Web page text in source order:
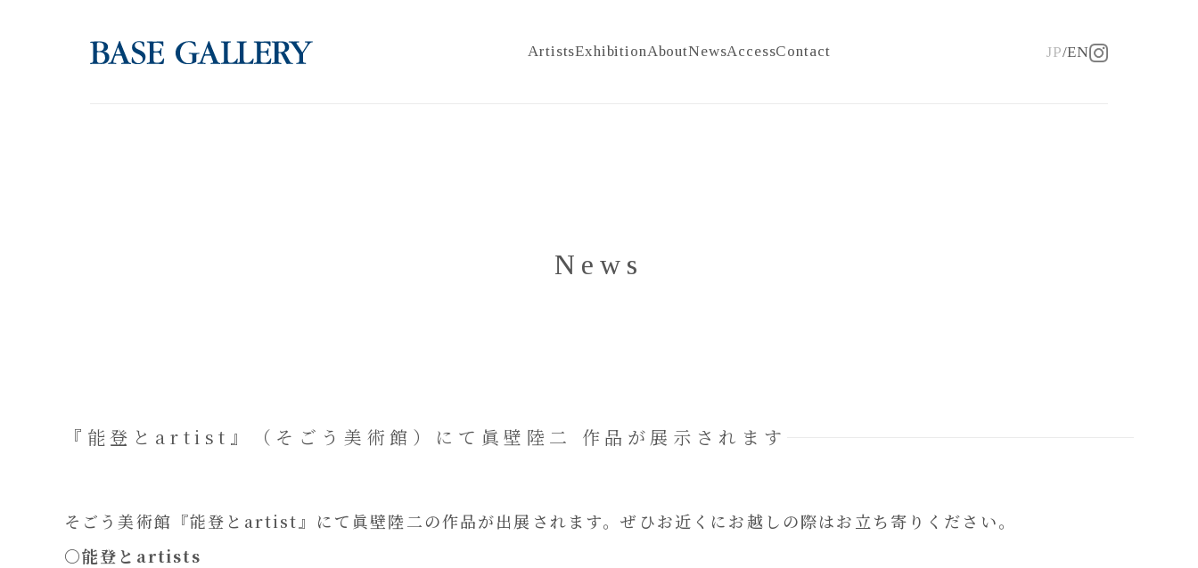
ArtistsExhibitionAboutNewsAccessContact EN
JP
News
『能登とartist』（そごう美術館）にて眞壁陸二 作品が展示されます
そごう美術館『能登とartist』にて眞壁陸二の作品が出展されます。ぜひお近くにお越しの際はお立ち寄りください。
〇能登とartists